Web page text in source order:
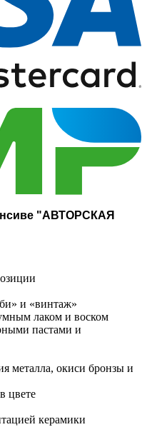
"АВТОРСКАЯ
и «винтаж»
лаком и воском
пастами и
металла, окиси бронзы и
цвете
керамики